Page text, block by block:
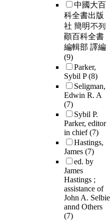
中國大百
科全書出版
社 簡明不列
顚百科全書
編輯部 譯編
(9)
Parker,
Sybil P(8)
Seligman,
Edwin R. A
(7)
Sybil P.
Parker, editor
in chief(7)
Hastings,
James (7)
ed. by
James
Hastings ;
assistance of
John A. Selbie
annd Others
(7)